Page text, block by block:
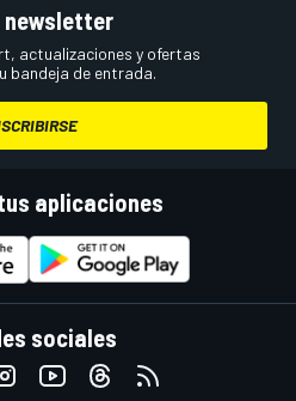
newsletter
actualizaciones y ofertas
bandeja de entrada.
aplicaciones
sociales